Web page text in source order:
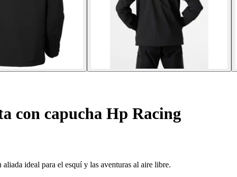
con capucha Hp Racing
ideal para el esquí y las aventuras al aire libre.